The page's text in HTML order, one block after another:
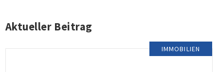
Aktueller Beitrag
IMMOBILIEN